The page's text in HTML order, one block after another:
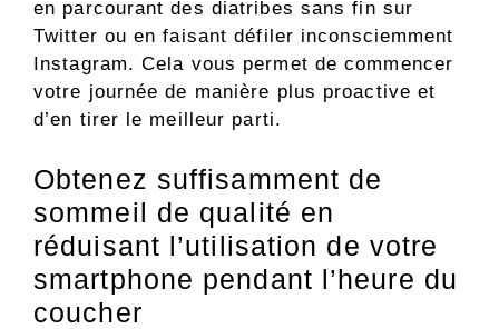
en parcourant des diatribes sans fin sur
Twitter ou en faisant défiler inconsciemment
Instagram. Cela vous permet de commencer
votre journée de manière plus proactive et
d’en tirer le meilleur parti.
Obtenez suffisamment de
sommeil de qualité en
réduisant l’utilisation de votre
smartphone pendant l’heure du
coucher